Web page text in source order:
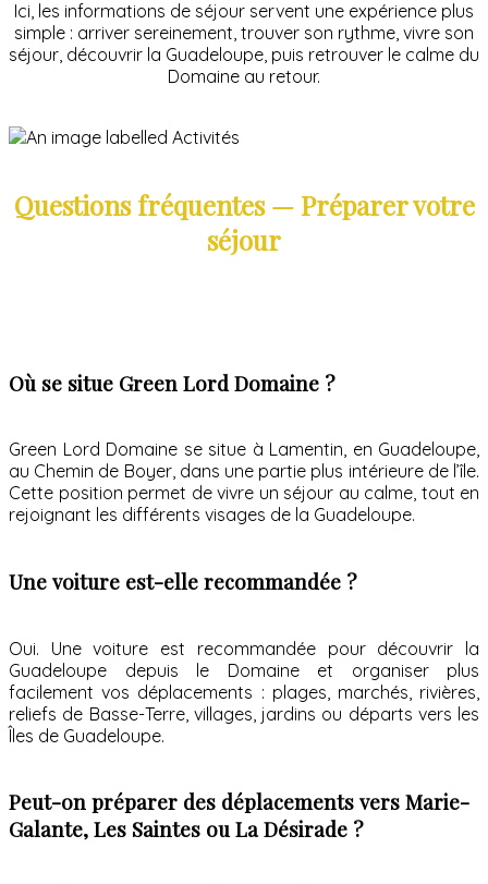
Ici, les informations de séjour servent une expérience plus
simple : arriver sereinement, trouver son rythme, vivre son
séjour, découvrir la Guadeloupe, puis retrouver le calme du
Domaine au retour.
Questions fréquentes — Préparer votre
séjour
Où se situe Green Lord Domaine ?
Green Lord Domaine se situe à Lamentin, en Guadeloupe,
au Chemin de Boyer, dans une partie plus intérieure de l’île.
Cette position permet de vivre un séjour au calme, tout en
rejoignant les différents visages de la Guadeloupe.
Une voiture est-elle recommandée ?
Oui. Une voiture est recommandée pour découvrir la
Guadeloupe depuis le Domaine et organiser plus
facilement vos déplacements : plages, marchés, rivières,
reliefs de Basse-Terre, villages, jardins ou départs vers les
Îles de Guadeloupe.
Peut-on préparer des déplacements vers Marie-
Galante, Les Saintes ou La Désirade ?